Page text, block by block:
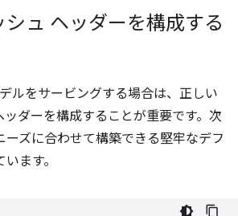
ュ ヘッダーを構成する
ルをサービングする場合は、正しい
ッダーを構成することが重要です。次
ーズに合わせて構築できる堅牢なデフ
ます。